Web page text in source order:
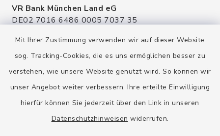
Mit Ihrer Zustimmung verwenden wir auf dieser Website
sog. Tracking-Cookies, die es uns ermöglichen besser zu
verstehen, wie unsere Website genutzt wird. So können wir
unser Angebot weiter verbessern. Ihre erteilte Einwilligung
hierfür können Sie jederzeit über den Link in unseren
Datenschutzhinweisen widerrufen.
VR Bank München Land eG
DE02 7016 6486 0005 7037 35
Raiffeisenbank Isar Loisachtal eG
DE92 7016 9543 0001 0005 00
GENODEF1HHS
HypoVereinsbank
DE20 7002 0270 3630 1010 09
HYVEDEMMXXX